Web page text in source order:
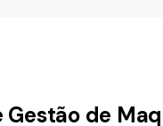
de